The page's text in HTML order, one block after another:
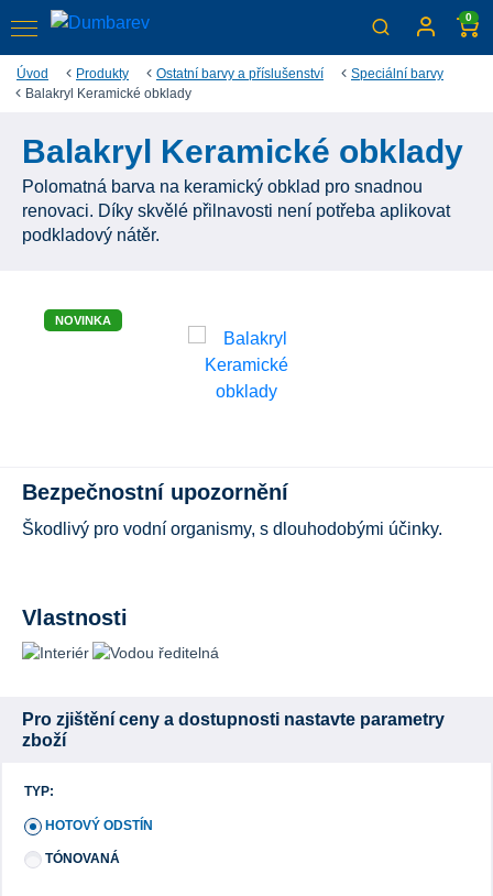
0
Úvod Produkty Ostatní barvy a příslušenství
Speciální barvy
Balakryl Keramické obklady
Balakryl Keramické obklady
Polomatná barva na keramický obklad pro snadnou
renovaci. Díky skvělé přilnavosti není potřeba aplikovat
podkladový nátěr.
NOVINKA
Bezpečnostní upozornění
Škodlivý pro vodní organismy, s dlouhodobými účinky.
Vlastnosti
Pro zjištění ceny a dostupnosti nastavte parametry
zboží
TYP:
HOTOVÝ ODSTÍN
TÓNOVANÁ